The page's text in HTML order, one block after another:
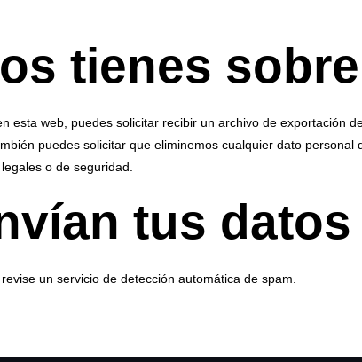
tienes
esta web, puedes solicitar recibir un archivo de exportación
puedes solicitar que eliminemos cualquier dato
o de seguridad.
tus datos
un servicio de detección automática de spam.